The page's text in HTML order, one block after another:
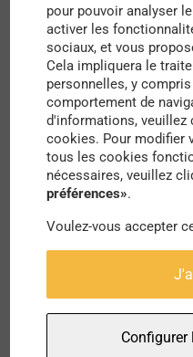
expériences
collectivement le
On part donc de la
chacun. On l’aborde
personnalité, on
dans les
avec celles et ceux qui
grimper les étages
On fait le tour des
ceux qui veulent
des espaces publics,
les copines.
pour pouvoir analyser
activer les
sociaux, et vous
Cela impliquera le
personnelles, y
comportement de
d'informations, veuillez
cookies. Pour modifier
tous les cookies
nécessaires, veuillez
préférences».
Voulez-vous accepter
Configurer